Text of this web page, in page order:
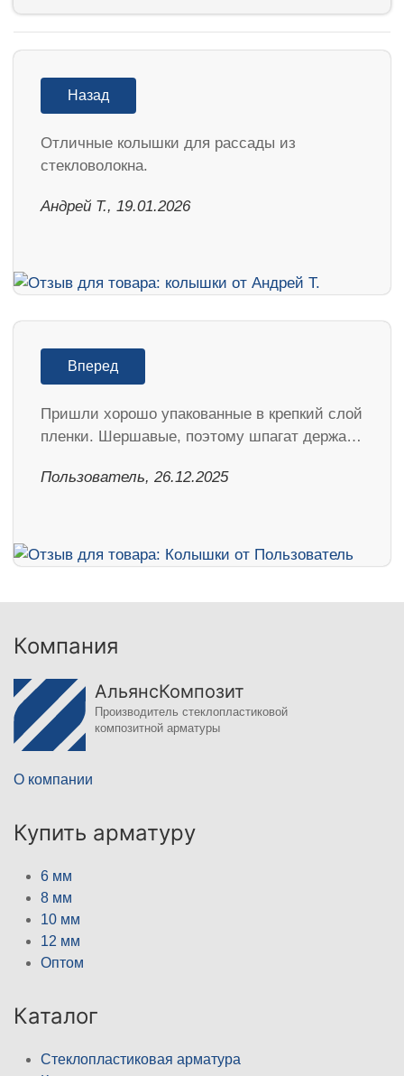
Назад
Отличные колышки для рассады из
стекловолокна.
Андрей Т., 19.01.2026
Вперед
Пришли хорошо упакованные в крепкий слой
пленки. Шершавые, поэтому шпагат держа…
Пользователь, 26.12.2025
Компания
АльянсКомпозит
Производитель стеклопластиковой
композитной арматуры
О компании
Купить арматуру
6 мм
8 мм
10 мм
12 мм
Оптом
Каталог
Стеклопластиковая арматура